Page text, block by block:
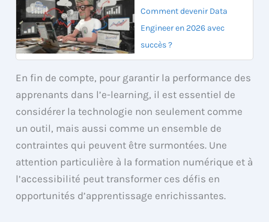
Comment devenir Data
Engineer en 2026 avec
succès ?
En fin de compte, pour garantir la performance des
apprenants dans l’e-learning, il est essentiel de
considérer la technologie non seulement comme
un outil, mais aussi comme un ensemble de
contraintes qui peuvent être surmontées. Une
attention particulière à la formation numérique et à
l’accessibilité peut transformer ces défis en
opportunités d’apprentissage enrichissantes.